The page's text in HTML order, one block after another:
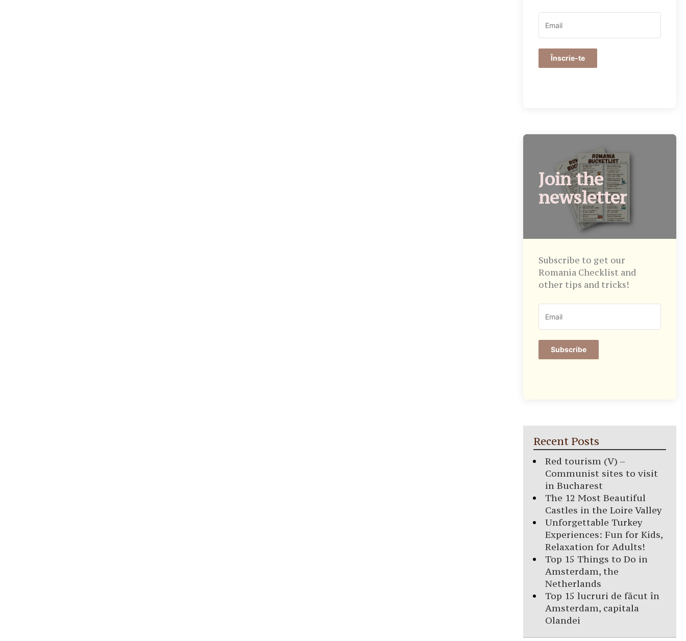
Înscrie-te
Join the
newsletter
Subscribe to get our
Romania Checklist and
other tips and tricks!
Subscribe
Recent Posts
Red tourism (V) –
Communist sites to visit
in Bucharest
The 12 Most Beautiful
Castles in the Loire Valley
Unforgettable Turkey
Experiences: Fun for Kids,
Relaxation for Adults!
Top 15 Things to Do in
Amsterdam, the
Netherlands
Top 15 lucruri de făcut în
Amsterdam, capitala
Olandei